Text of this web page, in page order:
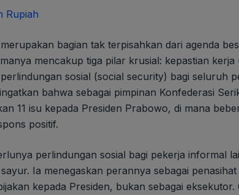
Rupiah
bagian tak terpisahkan dari agenda
mencakup tiga pilar krusial: kepastian kerja
sosial (social security) bagi seluruh
bahwa sebagai pimpinan Konfederasi
11 isu kepada Presiden Prabowo, di mana
positif.
perlindungan sosial bagi pekerja informal
Ia menegaskan perannya sebagai penasihat
kepada Presiden, bukan sebagai eksekutor.